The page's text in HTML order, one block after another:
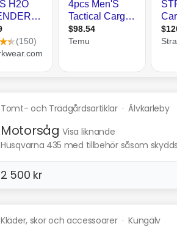
Tomt- och Trädgårdsartiklar·Älvkarleby
Motorsåg Visa liknande
Husqvarna 435 med tillbehör såsom
2 500 kr
Kläder, skor och accessoarer·Kungälv